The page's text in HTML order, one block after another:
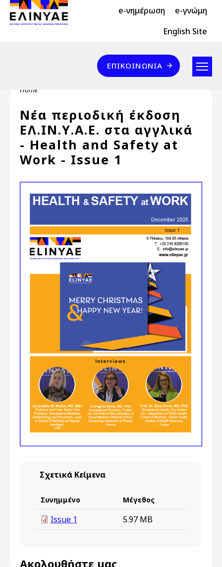
Skip to main content
Header Top 2 e-νημέρωση e-γνώμη
Header Top English Site
Επικοινωνία
ΕΠΙΚΟΙΝΩΝΊΑ
Breadcrumb
Home
Νέα περιοδική έκδοση
ΕΛ.ΙΝ.Υ.Α.Ε. στα αγγλικά
- Health and Safety at
Work - Issue 1
Σχετικά Κείμενα
Συνημμένο Μέγεθος
Issue 1 5.97 MB
Ακολουθήστε μας